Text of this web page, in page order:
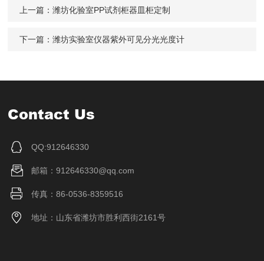
上一篇：潍坊化验室PP试剂柜器皿柜定制
下一篇：潍坊实验室仪器紫外可见分光光度计
Contact Us
QQ:912646330
邮箱：912646330@qq.com
传真：86-0536-8359516
地址：山东省潍坊市胜利西街2161号